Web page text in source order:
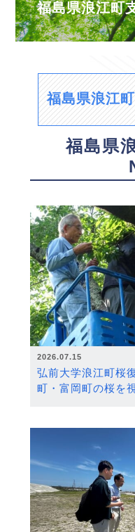
福島県浪江町
福島県浪江
福島県
2026.07.15
弘前大学浪江町桜
町・富岡町の桜を